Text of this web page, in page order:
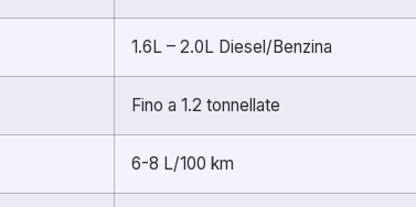
1.6L – 2.0L Diesel/Benzina
Fino a 1.2 tonnellate
6-8 L/100 km